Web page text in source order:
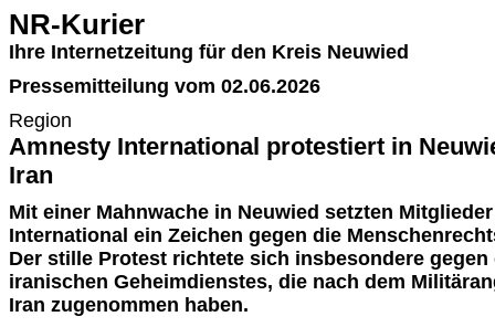
NR-Kurier
Ihre Internetzeitung für den Kreis Neuwied
Pressemitteilung vom 02.06.2026
Region
Amnesty International protestiert in
Iran
Mit einer Mahnwache in Neuwied setzten
International ein Zeichen gegen die
Der stille Protest richtete sich insbesondere
iranischen Geheimdienstes, die nach dem
Iran zugenommen haben.